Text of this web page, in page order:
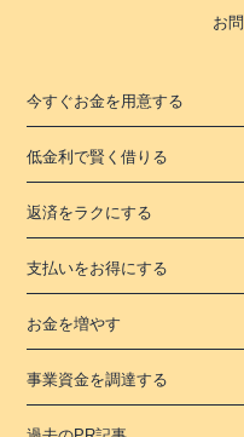
お
今すぐお金を用意する
低金利で賢く借りる
返済をラクにする
支払いをお得にする
お金を増やす
事業資金を調達する